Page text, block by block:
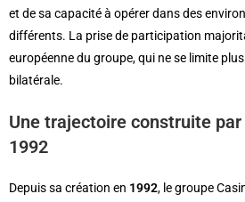
et de sa capacité à opérer dans des
différents. La prise de participation
européenne du groupe, qui ne se limite
bilatérale.
Une trajectoire construite
1992
Depuis sa création en 1992, le groupe